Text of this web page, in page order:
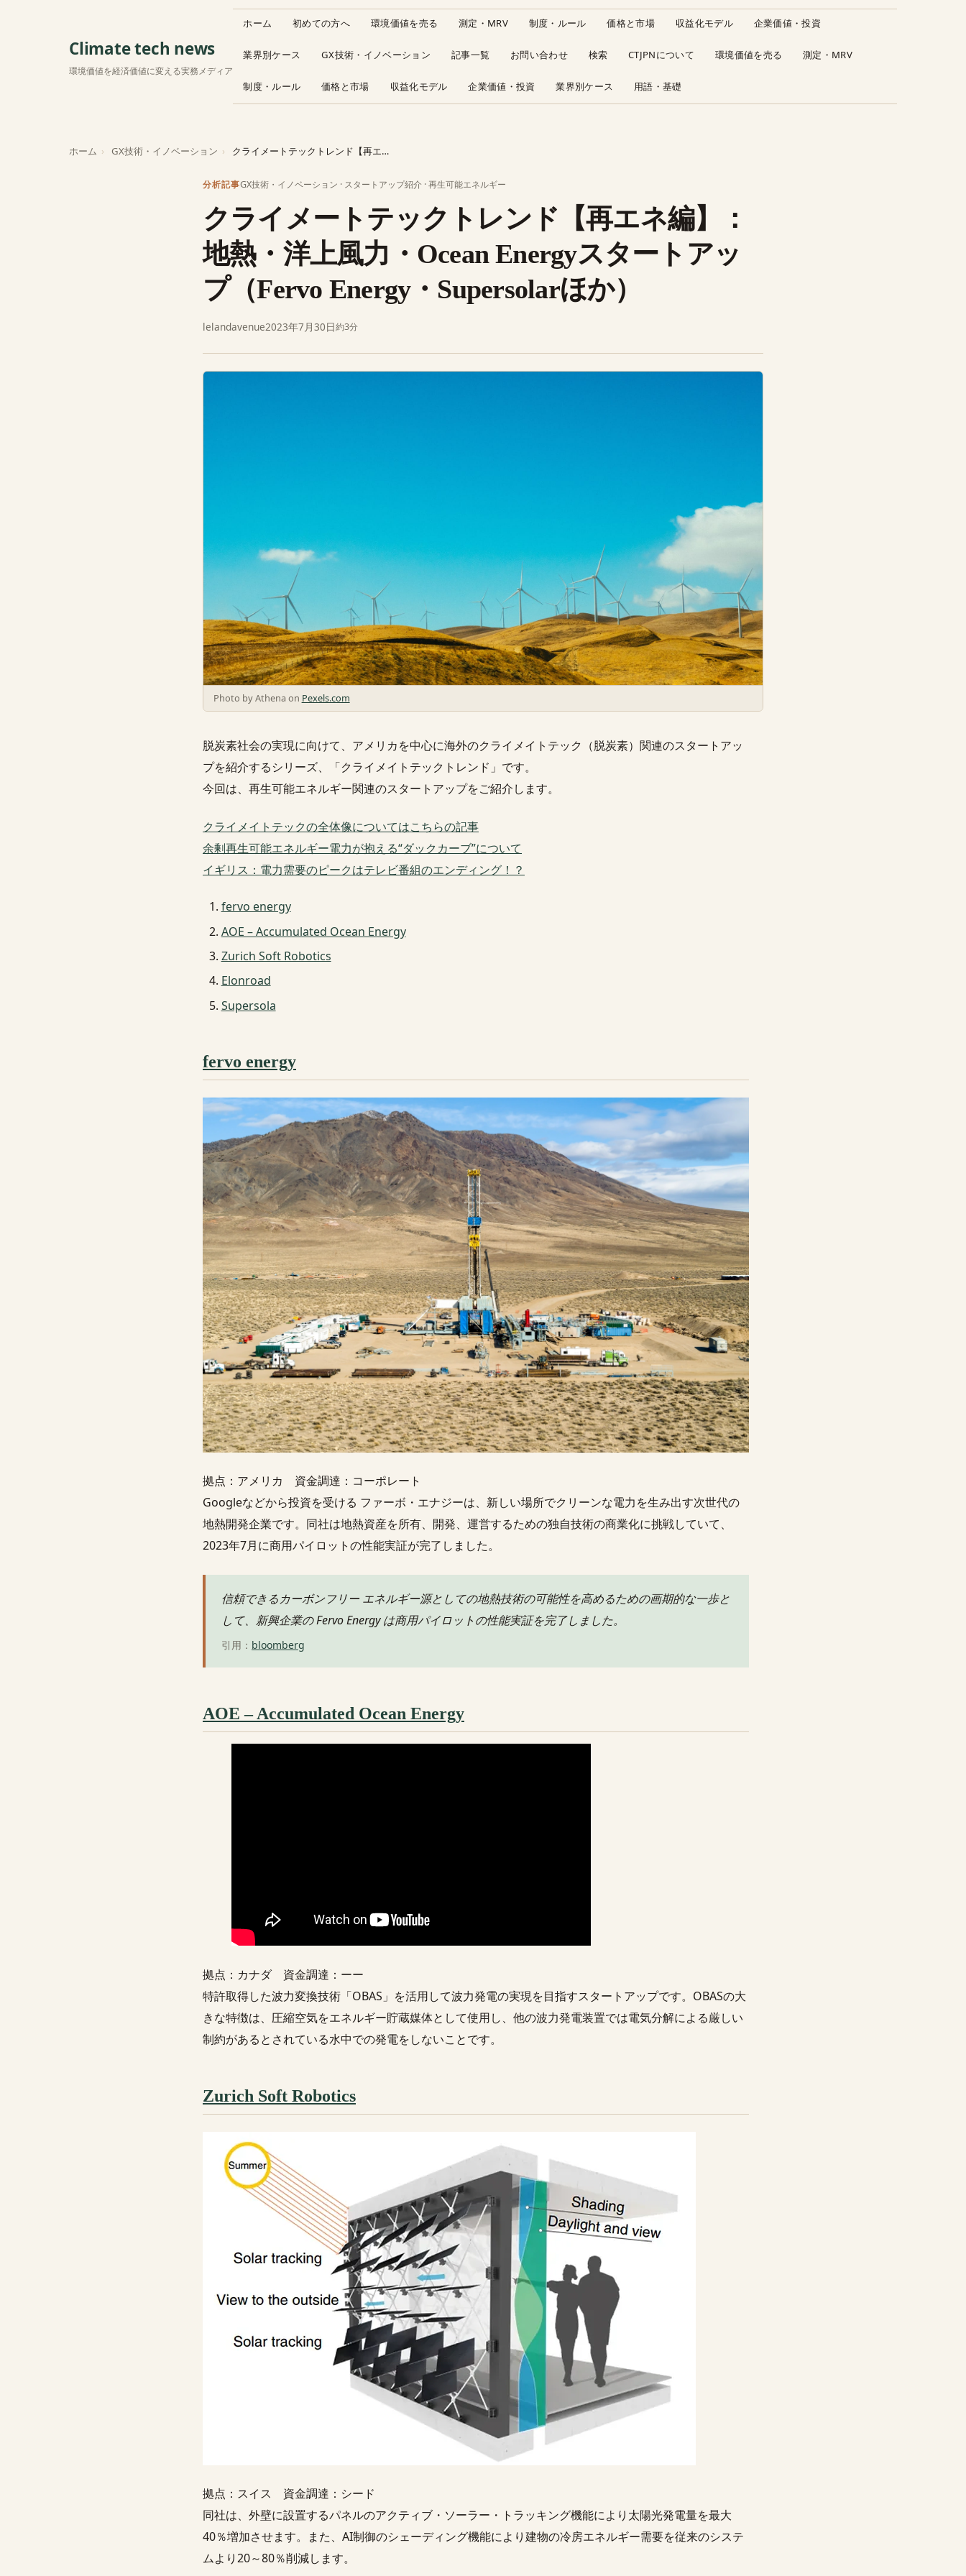
Climate tech news
環境価値を経済価値に変える実務メディア
ホーム 初めての方へ 環境価値を売る 測定・MRV 制度・ルール 価格と市場 収益化モデル 企業価値・投資
業界別ケース GX技術・イノベーション 記事一覧 お問い合わせ 検索 CTJPNについて 環境価値を売る 測定・MRV
制度・ルール 価格と市場 収益化モデル 企業価値・投資 業界別ケース 用語・基礎
ホーム GX技術・イノベーション クライメートテックトレンド【再エネ編】：地熱・洋上風力・Oce…
分析記事GX技術・イノベーション · スタートアップ紹介·再生可能エネルギー
クライメートテックトレンド【再エネ編】：
地熱・洋上風力・Ocean Energyスタートアッ
プ（Fervo Energy・Supersolarほか）
lelandavenue2023年7月30日約3分
Photo by Athena on Pexels.com
脱炭素社会の実現に向けて、アメリカを中心に海外のクライメイトテック（脱炭素）関連のスタートアッ
プを紹介するシリーズ、「クライメイトテックトレンド」です。
今回は、再生可能エネルギー関連のスタートアップをご紹介します。
クライメイトテックの全体像についてはこちらの記事
余剰再生可能エネルギー電力が抱える“ダックカーブ”について
イギリス：電力需要のピークはテレビ番組のエンディング！？
fervo energy
AOE – Accumulated Ocean Energy
Zurich Soft Robotics
Elonroad
Supersola
fervo energy
拠点：アメリカ 資金調達：コーポレート
Googleなどから投資を受ける ファーボ・エナジーは、新しい場所でクリーンな電力を生み出す次世代の
地熱開発企業です。同社は地熱資産を所有、開発、運営するための独自技術の商業化に挑戦していて、
2023年7月に商用パイロットの性能実証が完了しました。
信頼できるカーボンフリー エネルギー源としての地熱技術の可能性を高めるための画期的な一歩と
して、新興企業の Fervo Energy は商用パイロットの性能実証を完了しました。
引用： bloomberg
AOE – Accumulated Ocean Energy
拠点：カナダ 資金調達：ーー
特許取得した波力変換技術「OBAS」を活用して波力発電の実現を目指すスタートアップです。OBASの大
きな特徴は、圧縮空気をエネルギー貯蔵媒体として使用し、他の波力発電装置では電気分解による厳しい
制約があるとされている水中での発電をしないことです。
Zurich Soft Robotics
拠点：スイス 資金調達：シード
同社は、外壁に設置するパネルのアクティブ・ソーラー・トラッキング機能により太陽光発電量を最大
40％増加させます。また、AI制御のシェーディング機能により建物の冷房エネルギー需要を従来のシステ
ムより20～80％削減します。